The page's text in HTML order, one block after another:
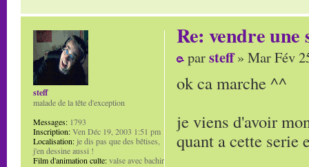
Re: vendre une
parsteff» Mar Fév
ok ca marche ^^
je viens d'avoir
quant a cette serie
steff
malade de la tête d'exception
Messages: 1793
Inscription:Ven Déc 19, 2003 1:51 pm
Localisation: je dis pas que des bêtises,
j'en dessine aussi !
Film d'animation culte:valse avec bachir